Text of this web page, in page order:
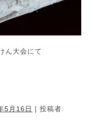
ん大会にて
5月16日 | 投稿者: